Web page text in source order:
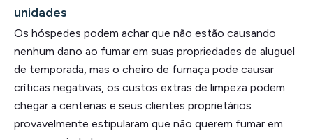
unidades
Os hóspedes podem achar que não estão causando
nenhum dano ao fumar em suas propriedades de aluguel
de temporada, mas o cheiro de fumaça pode causar
críticas negativas, os custos extras de limpeza podem
chegar a centenas e seus clientes proprietários
provavelmente estipularam que não querem fumar em